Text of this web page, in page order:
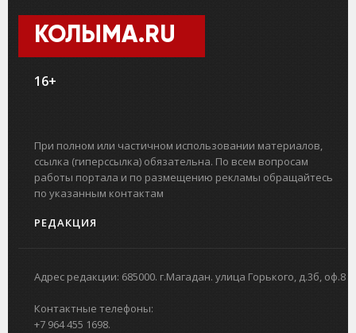
КОЛЫМА.RU
16+
При полном или частичном использовании материалов,
ссылка (гиперссылка) обязательна. По всем вопросам
работы портала и по размещению рекламы обращайтесь
по указанным контактам
РЕДАКЦИЯ
Адрес редакции: 685000. г.Магадан. улица Горького, д.3б, оф.8
Контактные телефоны:
+7 964 455 1698.